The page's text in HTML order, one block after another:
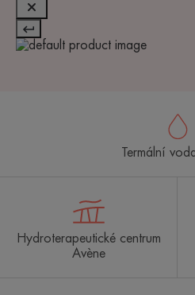
Termální
Hydroterapeutické centrum
Avène